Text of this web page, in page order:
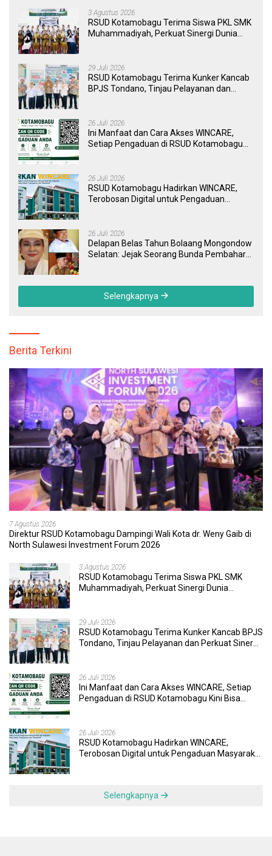
3 Agustus 2026
RSUD Kotamobagu Terima Siswa PKL SMK
Muhammadiyah, Perkuat Sinergi Dunia
29 Juli 2026
RSUD Kotamobagu Terima Kunker Kancab
BPJS Tondano, Tinjau Pelayanan dan
26 Juli 2026
Ini Manfaat dan Cara Akses WINCARE,
Setiap Pengaduan di RSUD Kotamobagu
26 Juli 2026
RSUD Kotamobagu Hadirkan WINCARE,
Terobosan Digital untuk Pengaduan
26 Juli 2026
Delapan Belas Tahun Bolaang Mongondow
Selatan: Jejak Seorang Bunda Pembaharu
Selengkapnya
Berita Terkini
7 Agustus 2026
Direktur RSUD Kotamobagu Dampingi Wali Kota dr. Weny Gaib di
North Sulawesi Investment Forum 2026
3 Agustus 2026
RSUD Kotamobagu Terima Siswa PKL SMK
Muhammadiyah, Perkuat Sinergi Dunia
29 Juli 2026
RSUD Kotamobagu Terima Kunker Kancab BPJS
Tondano, Tinjau Pelayanan dan Perkuat Sinergi
26 Juli 2026
Ini Manfaat dan Cara Akses WINCARE, Setiap
Pengaduan di RSUD Kotamobagu Kini Bisa
26 Juli 2026
RSUD Kotamobagu Hadirkan WINCARE,
Terobosan Digital untuk Pengaduan Masyarakat
Selengkapnya